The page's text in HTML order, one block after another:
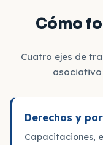
Cómo
Cuatro ejes de
asociativo
Derechos y
Capacitaciones,